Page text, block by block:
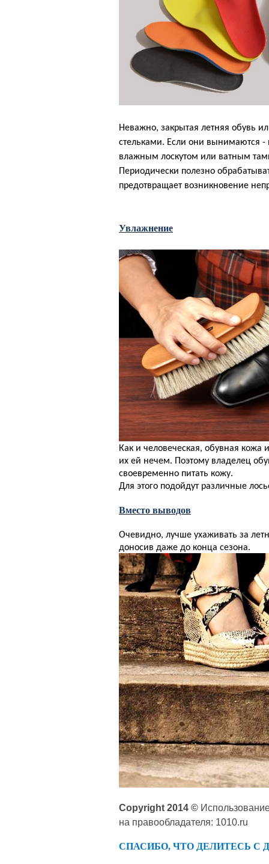
Неважно, закрытая летняя обувь
стельками. Если они вынимаются -
влажным лоскутом или ватным
Периодически полезно
предотвращает возникновение
Увлажнение
Как и человеческая, обувная кожа
их ей нечем. Поэтому владелец
своевременно питать кожу.
Для этого подойдут различные
Вместо выводов
Очевидно, лучше ухаживать за
доносив даже до конца сезона.
Copyright 2014 ©
на правообладателя: 1010.ru
СПАСИБО, ЧТО ДЕЛИТЕСЬ С